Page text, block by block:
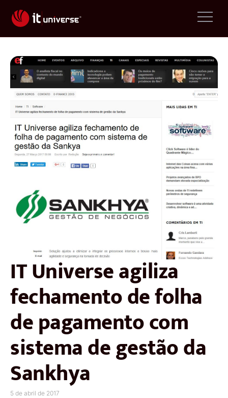
IT Universe agiliza
fechamento de folha
de pagamento com
sistema de gestão da
Sankhya
5 de abril de 2017